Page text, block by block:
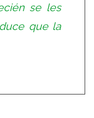
se les
que la